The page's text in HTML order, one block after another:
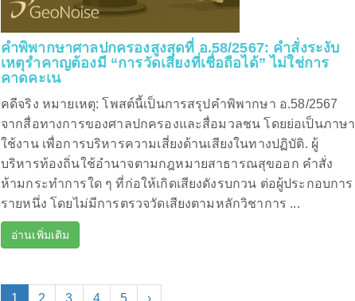
คำพิพากษาศาลปกครองสูงสุดที่ อ.58/2567: คำสั่งระงับ
เหตุรำคาญต้องมี “การวัดเสียงที่เชื่อถือได้” ไม่ใช่การ
คาดคะเน
คดีจริง หมายเหตุ: โพสต์นี้เป็นการสรุปคำพิพากษา อ.58/2567
จากสื่อทางการของศาลปกครองและสื่อมวลชน โดยย่อเป็นภาษา
ใช้งาน เพื่อการบริหารความเสี่ยงด้านเสียงในทางปฏิบัติ. ผู้
บริหารท้องถิ่นใช้อำนาจตามกฎหมายสาธารณสุขออก คำสั่ง
ห้ามกระทำการใด ๆ ที่ก่อให้เกิดเสียงดังรบกวน ต่อผู้ประกอบการ
รายหนึ่ง โดยไม่มีการตรวจวัดเสียงตามหลักวิชาการ ...
อ่านเพิ่มเติม
1 2 3 4 5 ›